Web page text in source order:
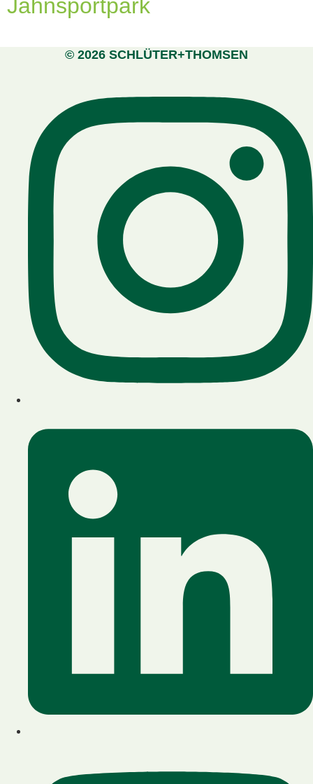
Jahnsportpark
© 2026 SCHLÜTER+THOMSEN